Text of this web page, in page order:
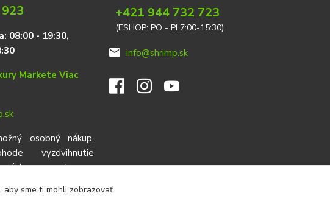
08:00 - 19:30,
Markete Viac
osobný nákup,
vyzdvihnutie
vopred cez
+421 944 732 723
(ESHOP: PO - PI 7:00-15:30)
info@shrimp.sk
aby sme ti mohli zobrazovať